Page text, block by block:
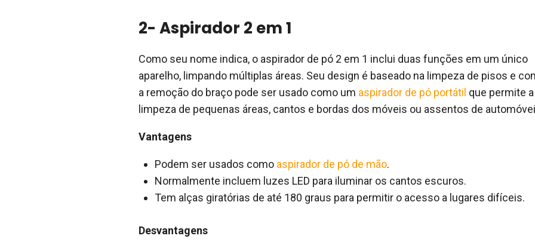
2- Aspirador 2 em 1
Como seu nome indica, o aspirador de pó 2 em 1 inclui duas funções em um único
aparelho, limpando múltiplas áreas. Seu design é baseado na limpeza de pisos e
a remoção do braço pode ser usado como um aspirador de pó portátil que permite a
limpeza de pequenas áreas, cantos e bordas dos móveis ou assentos de
Vantagens
Podem ser usados como aspirador de pó de mão.
Normalmente incluem luzes LED para iluminar os cantos escuros.
Tem alças giratórias de até 180 graus para permitir o acesso a lugares difíceis.
Desvantagens